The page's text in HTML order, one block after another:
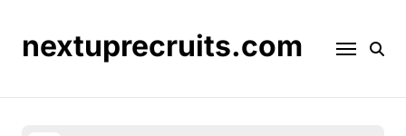
contentnextuprecruits.com